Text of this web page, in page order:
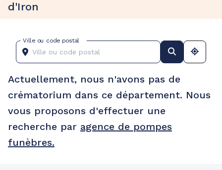
d'Iron
Ville ou code postal
Actuellement, nous n'avons pas de
crématorium dans ce département. Nous
vous proposons d'effectuer une
recherche par agence de pompes
funèbres.